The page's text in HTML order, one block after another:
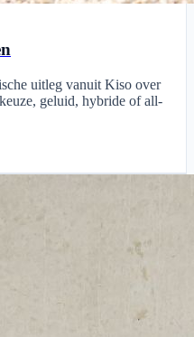
uitleg vanuit Kiso over
geluid, hybride of all-